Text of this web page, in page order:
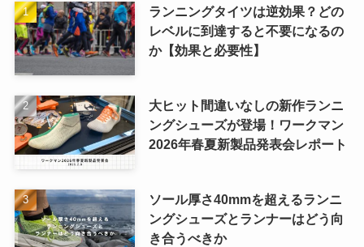
ランニングタイツは逆効果？どの
レベルに到達すると不要になるの
か【効果と必要性】
大ヒット間違いなしの新作ランニ
ングシューズが登場！ワークマン
2026年春夏新製品発表会レポート
ソール厚さ40mmを超えるランニ
ングシューズとランナーはどう向
き合うべきか